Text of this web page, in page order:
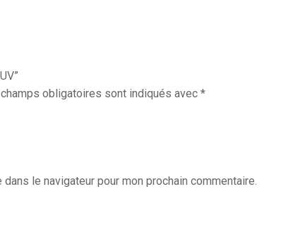
obligatoires sont indiqués avec *
le navigateur pour mon prochain commentaire.